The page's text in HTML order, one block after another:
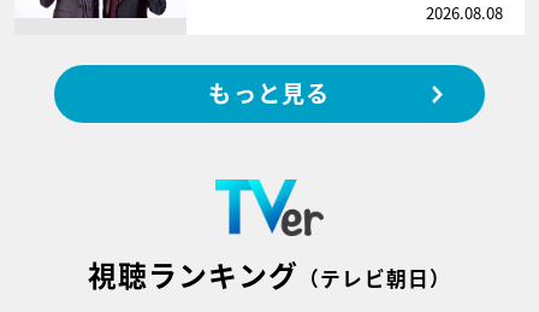
2026.08.08
もっと見る
視聴ランキング （テレビ朝日）